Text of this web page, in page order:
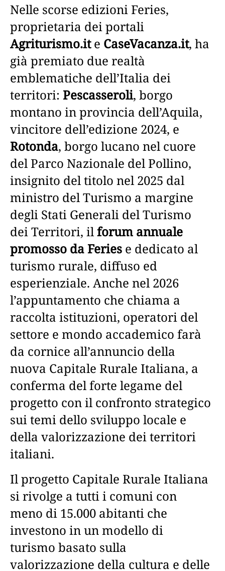
Nelle scorse edizioni Feries,
proprietaria dei portali
Agriturismo.ite CaseVacanza.it, ha
già premiato due realtà
emblematiche dell’Italia dei
territori: Pescasseroli, borgo
montano in provincia dell’Aquila,
vincitore dell’edizione 2024, e
Rotonda, borgo lucano nel cuore
del Parco Nazionale del Pollino,
insignito del titolo nel 2025 dal
ministro del Turismo a margine
degli Stati Generali del Turismo
dei Territori, ilforum annuale
promosso da Feries e dedicato al
turismo rurale, diffuso ed
esperienziale. Anche nel 2026
l’appuntamento che chiama a
raccolta istituzioni, operatori del
settore e mondo accademico farà
da cornice all’annuncio della
nuova Capitale Rurale Italiana, a
conferma del forte legame del
progetto con il confronto strategico
sui temi dello sviluppo locale e
della valorizzazione dei territori
italiani.
Il progetto Capitale Rurale Italiana
si rivolge a tutti i comuni con
meno di 15.000 abitanti che
investono in un modello di
turismo basato sulla
valorizzazione della cultura e delle